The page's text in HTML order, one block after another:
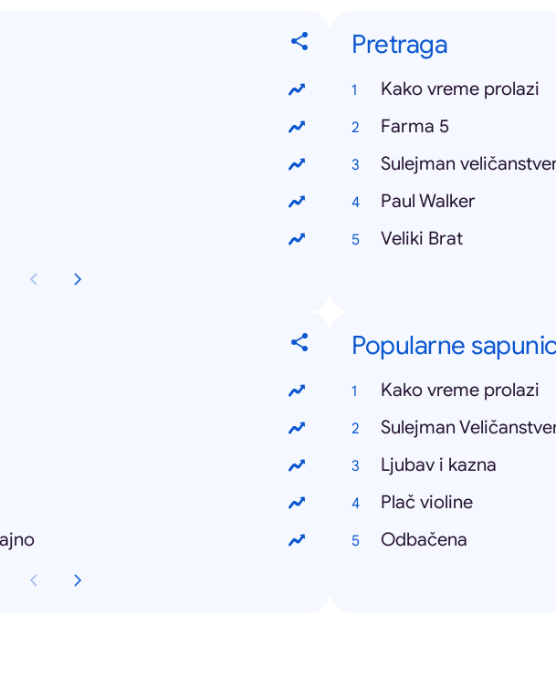
Pretraga
Kako vreme prolazi
Farma 5
Sulejman
Paul Walker
Veliki Brat
Popularne
Kako vreme prolazi
Sulejman
Ljubav i kazna
Plač violine
Odbačena